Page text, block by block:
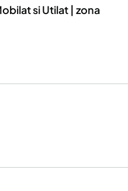
si Utilat | zona